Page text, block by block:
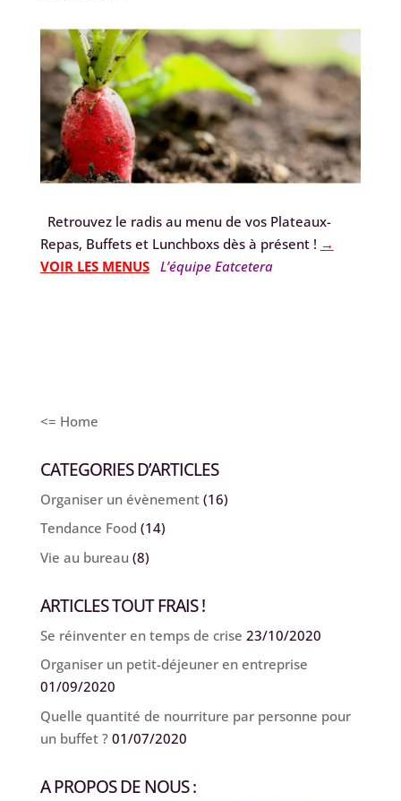
Retrouvez le radis au menu de vos Plateaux-
Repas, Buffets et Lunchboxs dès à présent ! →
VOIR LES MENUS
L’équipe Eatcetera
<= Home
CATEGORIES D’ARTICLES
Organiser un évènement(16)
Tendance Food (14)
Vie au bureau (8)
ARTICLES TOUT FRAIS !
Se réinventer en temps de crise 23/10/2020
Organiser un petit-déjeuner en entreprise
01/09/2020
Quelle quantité de nourriture par personne pour
un buffet ? 01/07/2020
A PROPOS DE NOUS :